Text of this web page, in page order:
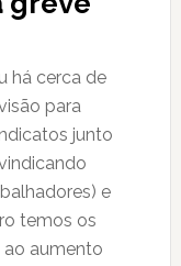
há cerca de
para
junto
e
temos os
ao aumento